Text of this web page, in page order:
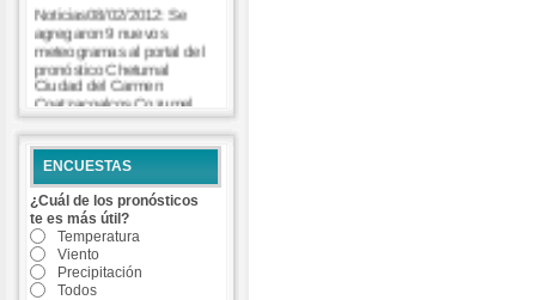
Noticias08/02/2012: Se
agregaron 9 nuevos
meteogramas al portal del
pronóstico Chetumal
Ciudad del Carmen
Coatzacoalcos Cozumel
Isla Mujeres Matamoros
Progreso Tuxpan Veracruz
-Read more...
ENCUESTAS
¿Cuál de los pronósticos
te es más útil?
Temperatura
Viento
Precipitación
Todos